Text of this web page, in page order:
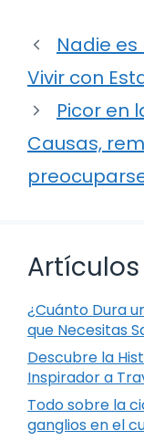
Nadie
Vivir con
Picor en
Causas,
Artículos
¿Cuánto Dura
que Necesitas
Descubre la
Inspirador a
Todo sobre la
ganglios en el